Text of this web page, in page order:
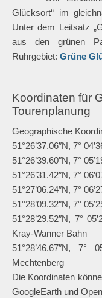
Glücksort“ im
Unter dem Leitsatz
aus den grünen
Ruhrgebiet: Grüne
Koordinaten für
Tourenplanung
Geographische
51°26’37.06″N, 7°
51°26’39.60″N, 7°
51°26’31.42″N, 7°
51°27’06.24″N, 7°
51°28’09.32″N, 7°
51°28’29.52″N, 7°
Kray-Wanner Bahn
51°28’46.67″N, 7°
Mechtenberg
Die Koordinaten
GoogleEarth und